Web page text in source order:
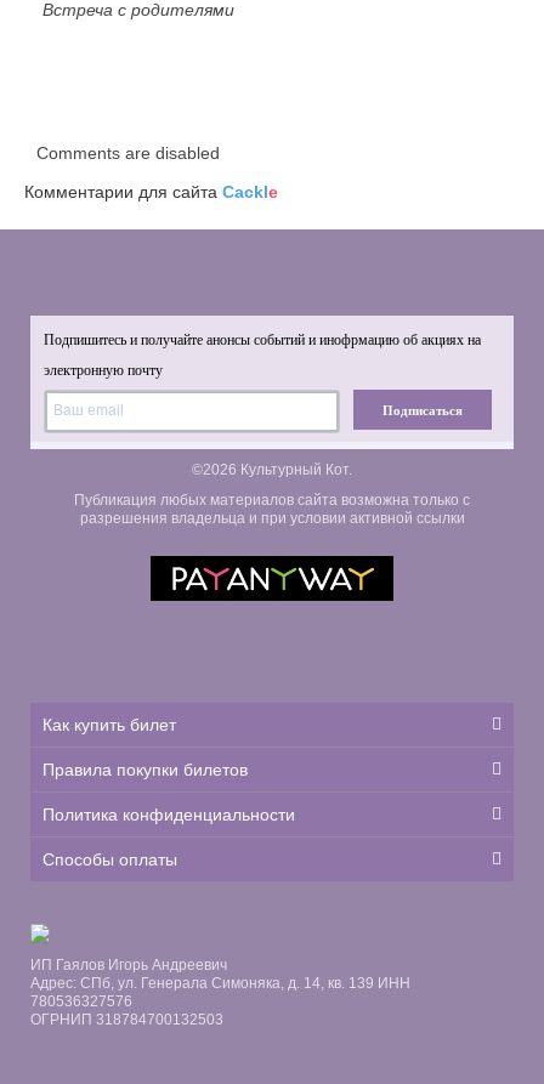
Встреча с родителями
Comments are disabled
Комментарии для сайта Cackle
Подпишитесь и получайте анонсы событий и инофрмацию об акциях на
электронную почту
Подписаться
©2026 Культурный Кот.
Публикация любых материалов сайта возможна только с
разрешения владельца и при условии активной ссылки
Как купить билет
Правила покупки билетов
Политика конфиденциальности
Способы оплаты
ИП Гаялов Игорь Андреевич
Адрес: СПб, ул. Генерала Симоняка, д. 14, кв. 139 ИНН
780536327576
ОГРНИП 318784700132503